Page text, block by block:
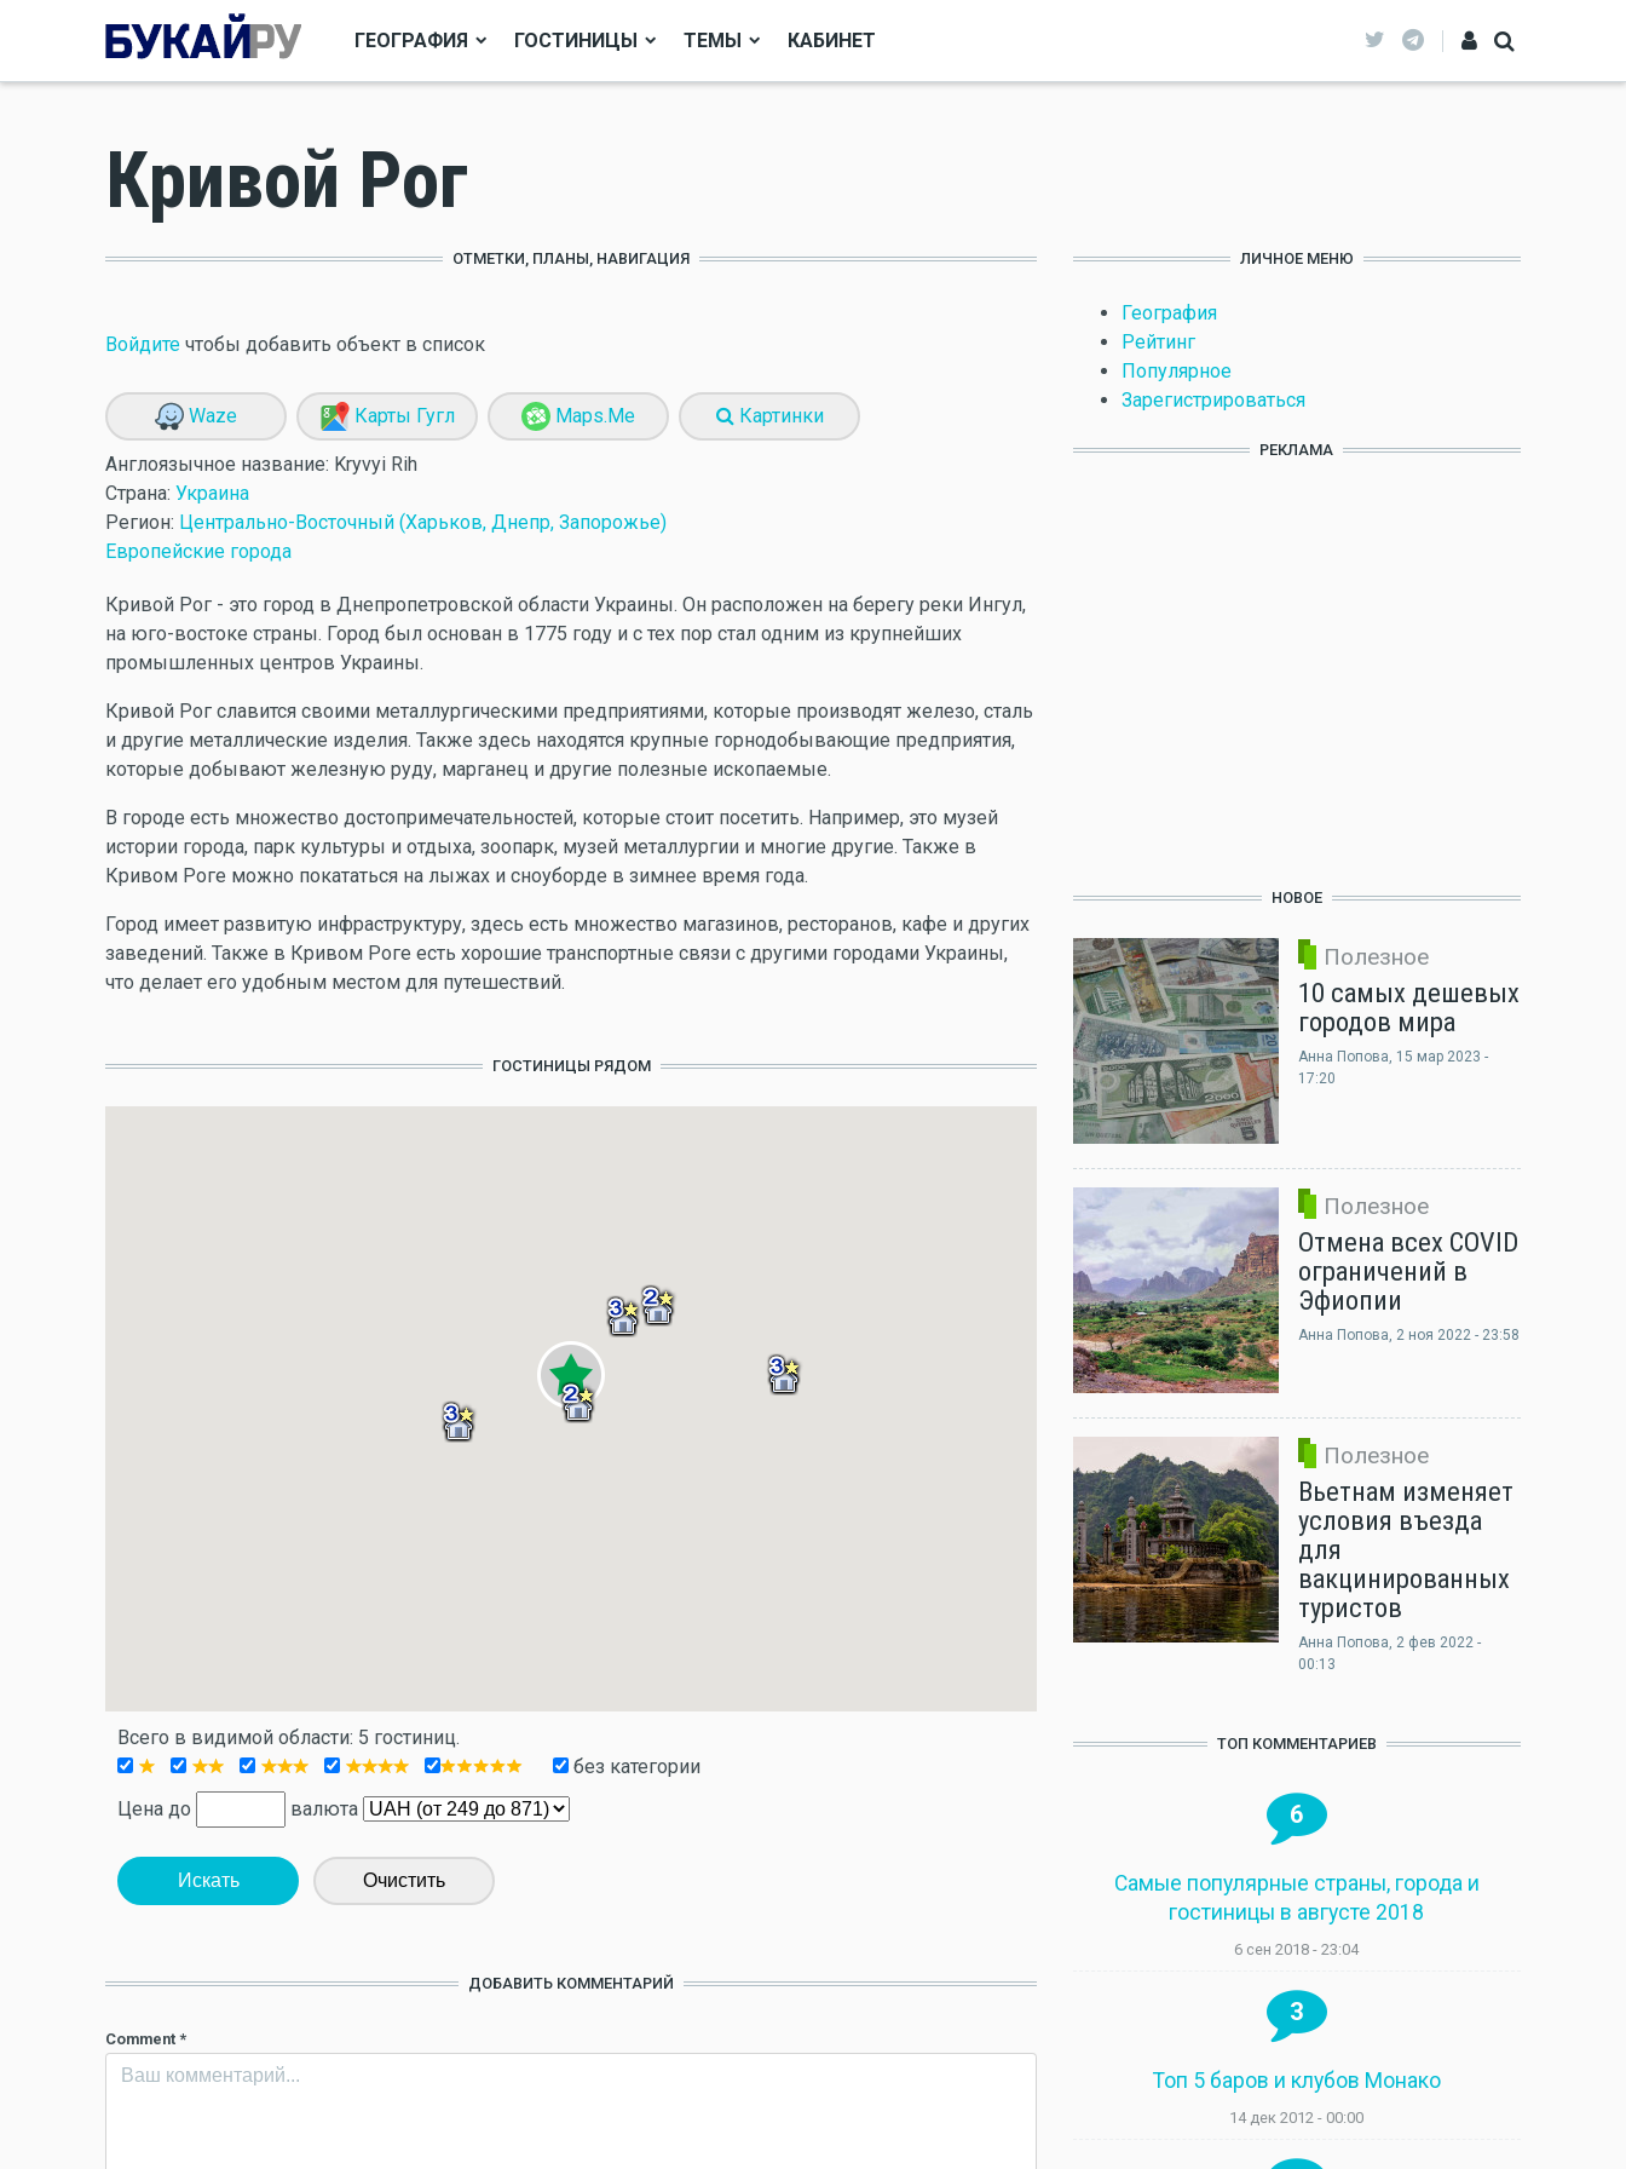
ГЕОГРАФИЯ ГОСТИНИЦЫ ТЕМЫ КАБИНЕТ
Кривой Рог
ОТМЕТКИ, ПЛАНЫ, НАВИГАЦИЯ
Войдите чтобы добавить объект в список
Waze Карты Гугл Maps.Me Картинки
Англоязычное название: Kryvyi Rih
Страна: Украина
Регион: Центрально-Восточный (Харьков, Днепр, Запорожье)
Европейские города
Кривой Рог - это город в Днепропетровской области Украины. Он расположен на берегу реки Ингул,
на юго-востоке страны. Город был основан в 1775 году и с тех пор стал одним из крупнейших
промышленных центров Украины.
Кривой Рог славится своими металлургическими предприятиями, которые производят железо, сталь
и другие металлические изделия. Также здесь находятся крупные горнодобывающие предприятия,
которые добывают железную руду, марганец и другие полезные ископаемые.
В городе есть множество достопримечательностей, которые стоит посетить. Например, это музей
истории города, парк культуры и отдыха, зоопарк, музей металлургии и многие другие. Также в
Кривом Роге можно покататься на лыжах и сноуборде в зимнее время года.
Город имеет развитую инфраструктуру, здесь есть множество магазинов, ресторанов, кафе и других
заведений. Также в Кривом Роге есть хорошие транспортные связи с другими городами Украины,
что делает его удобным местом для путешествий.
ГОСТИНИЦЫ РЯДОМ
Всего в видимой области: 5 гостиниц.
без категории
Цена до
валюта
Искать Очистить
ДОБАВИТЬ КОММЕНТАРИЙ
Comment *
ЛИЧНОЕ МЕНЮ
География
Рейтинг
Популярное
Зарегистрироваться
РЕКЛАМА
НОВОЕ
Полезное
10 самых дешевых
городов мира
Анна Попова, 15 мар 2023 -
17:20
Полезное
Отмена всех COVID
ограничений в
Эфиопии
Анна Попова, 2 ноя 2022 - 23:58
Полезное
Вьетнам изменяет
условия въезда
для
вакцинированных
туристов
Анна Попова, 2 фев 2022 -
00:13
ТОП КОММЕНТАРИЕВ
6
Самые популярные страны, города и
гостиницы в августе 2018
6 сен 2018 - 23:04
3
Топ 5 баров и клубов Монако
14 дек 2012 - 00:00